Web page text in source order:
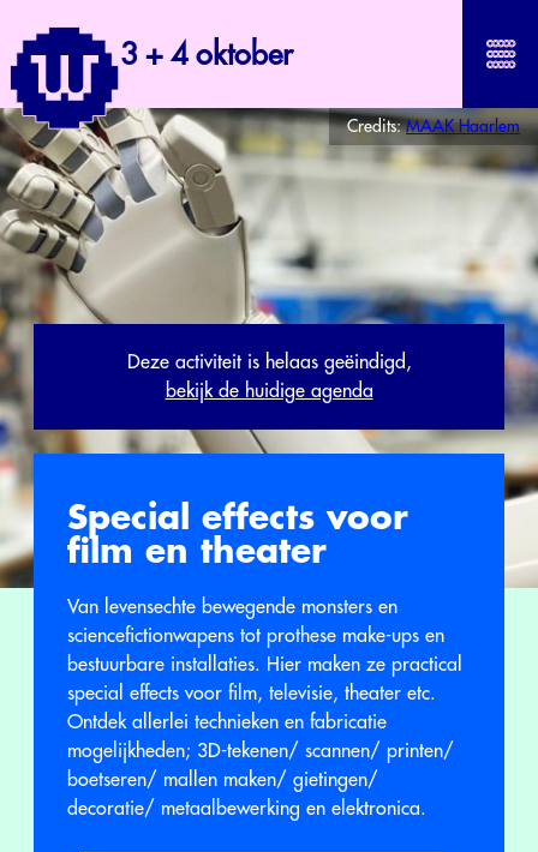
3 + 4 oktober
Credits:MAAK Haarlem
Deze activiteit is helaas geëindigd,
bekijk de huidige agenda
Special effects voor
film en theater
Van levensechte bewegende monsters en
sciencefictionwapens tot prothese make-ups en
bestuurbare installaties. Hier maken ze practical
special effects voor film, televisie, theater etc.
Ontdek allerlei technieken en fabricatie
mogelijkheden; 3D-tekenen/ scannen/ printen/
boetseren/ mallen maken/ gietingen/
decoratie/ metaalbewerking en elektronica.